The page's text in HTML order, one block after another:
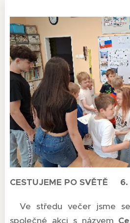
CESTUJEME PO SVĚTĚ 6.
Ve středu večer jsme
společné akci s názvem